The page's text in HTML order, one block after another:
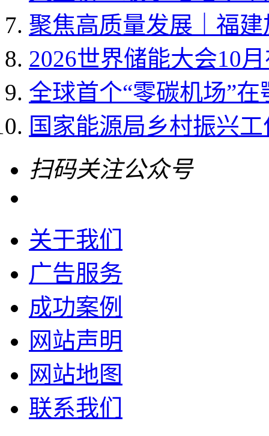
聚焦高质量发展｜福
2026世界储能大会10
全球首个“零碳机场”
国家能源局乡村振兴
扫码关注公众号
关于我们
广告服务
成功案例
网站声明
网站地图
联系我们